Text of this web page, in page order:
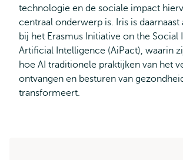
technologie en de sociale impact
centraal onderwerp is. Iris is daarnaast
bij het Erasmus Initiative on the Social
Artificial Intelligence (AiPact), waarin
hoe AI traditionele praktijken van het
ontvangen en besturen van
transformeert.